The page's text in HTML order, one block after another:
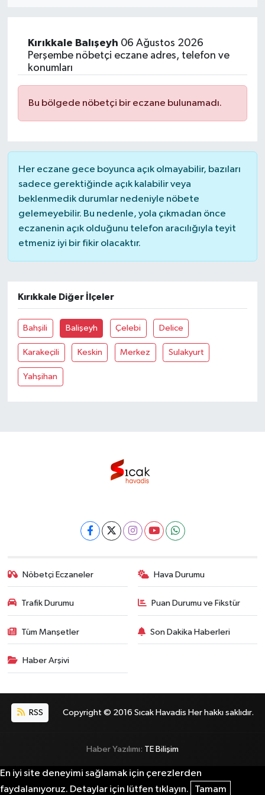
Kırıkkale Balışeyh 06 Ağustos 2026
Perşembe nöbetçi eczane adres, telefon ve
konumları
Bu bölgede nöbetçi bir eczane bulunamadı.
Her eczane gece boyunca açık olmayabilir, bazıları
sadece gerektiğinde açık kalabilir veya
beklenmedik durumlar nedeniyle nöbete
gelemeyebilir. Bu nedenle, yola çıkmadan önce
eczanenin açık olduğunu telefon aracılığıyla teyit
etmeniz iyi bir fikir olacaktır.
Kırıkkale Diğer İlçeler
Bahşili Balişeyh Çelebi Delice
Karakeçili Keskin Merkez Sulakyurt
Yahşihan
Nöbetçi Eczaneler Hava Durumu
Trafik Durumu Puan Durumu ve Fikstür
Tüm Manşetler Son Dakika Haberleri
Haber Arşivi
RSS Copyright © 2016 Sıcak Havadis Her hakkı saklıdır.
Haber Yazılımı: TE Bilişim
En iyi site deneyimi sağlamak için çerezlerden
faydalanıyoruz. Detaylar için lütfen tıklayın.
Tamam
Sağlık
Kültür & Sanat
Teknoloji
Bilim
Genel
Bilim, Teknoloji